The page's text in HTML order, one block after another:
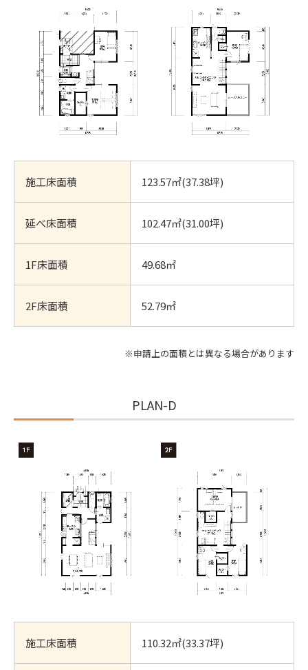
施工床面積 123.57㎡(37.38坪)
延べ床面積 102.47㎡(31.00坪)
1F床面積 49.68㎡
2F床面積 52.79㎡
※申請上の面積とは異なる場合があります
PLAN-D
施工床面積 110.32㎡(33.37坪)